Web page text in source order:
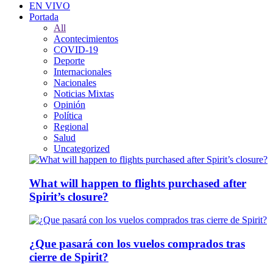
EN VIVO
Portada
All
Acontecimientos
COVID-19
Deporte
Internacionales
Nacionales
Noticias Mixtas
Opinión
Política
Regional
Salud
Uncategorized
What will happen to flights purchased after
Spirit’s closure?
¿Que pasará con los vuelos comprados tras
cierre de Spirit?